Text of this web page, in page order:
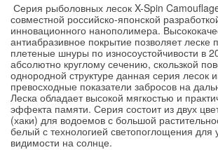
Серия рыболовных лесок X-Spin
совместной российско-японской
инновационного нанополимера.
антиабразивное покрытие позволяет леске
плетеные шнуры по износоустойчивости в
абсолютно круглому сечению, скользкой
однородной структуре данная серия лесок
превосходные показатели забросов на
Леска обладает высокой мягкостью и
эффекта памяти. Серия состоит из двух
(хаки) для водоемов с большой
белый с технологией светопоглощения
видимости на солнце.